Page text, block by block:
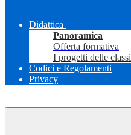
Didattica
Panoramica
Offerta formativa
I progetti delle classi
Codici e Regolamenti
Privacy